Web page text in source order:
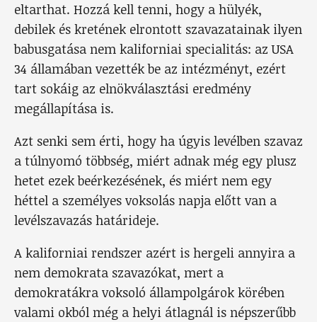
eltarthat. Hozzá kell tenni, hogy a hülyék,
debilek és kretének elrontott szavazatainak ilyen
babusgatása nem kaliforniai specialitás: az USA
34 államában vezették be az intézményt, ezért
tart sokáig az elnökválasztási eredmény
megállapítása is.
Azt senki sem érti, hogy ha úgyis levélben szavaz
a túlnyomó többség, miért adnak még egy plusz
hetet ezek beérkezésének, és miért nem egy
héttel a személyes voksolás napja előtt van a
levélszavazás határideje.
A kaliforniai rendszer azért is hergeli annyira a
nem demokrata szavazókat, mert a
demokratákra voksoló állampolgárok körében
valami okból még a helyi átlagnál is népszerűbb